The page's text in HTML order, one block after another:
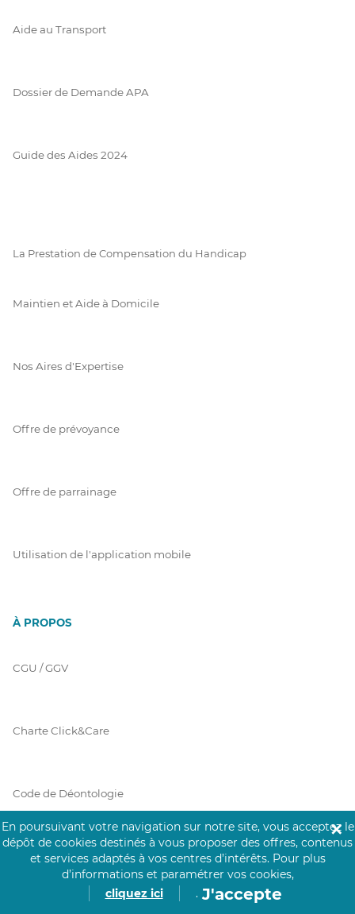
Aide au Transport
Dossier de Demande APA
Guide des Aides 2024
La Prestation de Compensation du Handicap
Maintien et Aide à Domicile
Nos Aires d'Expertise
Offre de prévoyance
Offre de parrainage
Utilisation de l'application mobile
À PROPOS
CGU / GGV
Charte Click&Care
Code de Déontologie
Mentions Légales
En poursuivant votre navigation sur notre site, vous acceptez le
dépôt de cookies destinés à vous proposer des offres, contenus
et services adaptés à vos centres d’intérêts. Pour plus
d’informations et paramétrer vos cookies,
cliquez ici
. J'accepte
✕